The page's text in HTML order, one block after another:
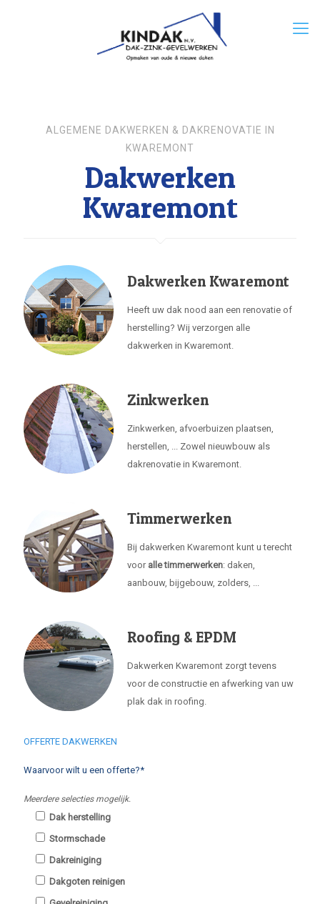
ALGEMENE DAKWERKEN & DAKRENOVATIE IN
KWAREMONT
Dakwerken
Kwaremont
Dakwerken Kwaremont
Heeft uw dak nood aan een renovatie of
herstelling? Wij verzorgen alle
dakwerken in Kwaremont.
Zinkwerken
Zinkwerken, afvoerbuizen plaatsen,
herstellen, ... Zowel nieuwbouw als
dakrenovatie in Kwaremont.
Timmerwerken
Bij dakwerken Kwaremont kunt u terecht
voor alle timmerwerken: daken,
aanbouw, bijgebouw, zolders, ...
Roofing & EPDM
Dakwerken Kwaremont zorgt tevens
voor de constructie en afwerking van uw
plak dak in roofing.
OFFERTE DAKWERKEN
Waarvoor wilt u een offerte?*
Meerdere selecties mogelijk.
Dak herstelling
Stormschade
Dakreiniging
Dakgoten reinigen